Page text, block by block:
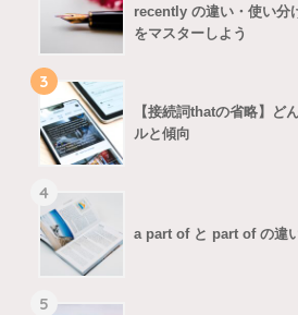
recently の違い・使い分
をマスターしよう
3
【接続詞thatの省略】ど
ルと傾向
4
a part of と part of の違
5